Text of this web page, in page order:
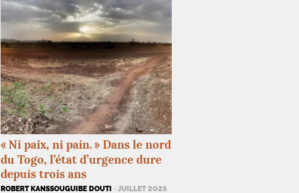
« Ni paix, ni pain. » Dans le nord
du Togo, l’état d’urgence dure
depuis trois ans
ROBERT KANSSOUGUIBE DOUTI · JUILLET 2025